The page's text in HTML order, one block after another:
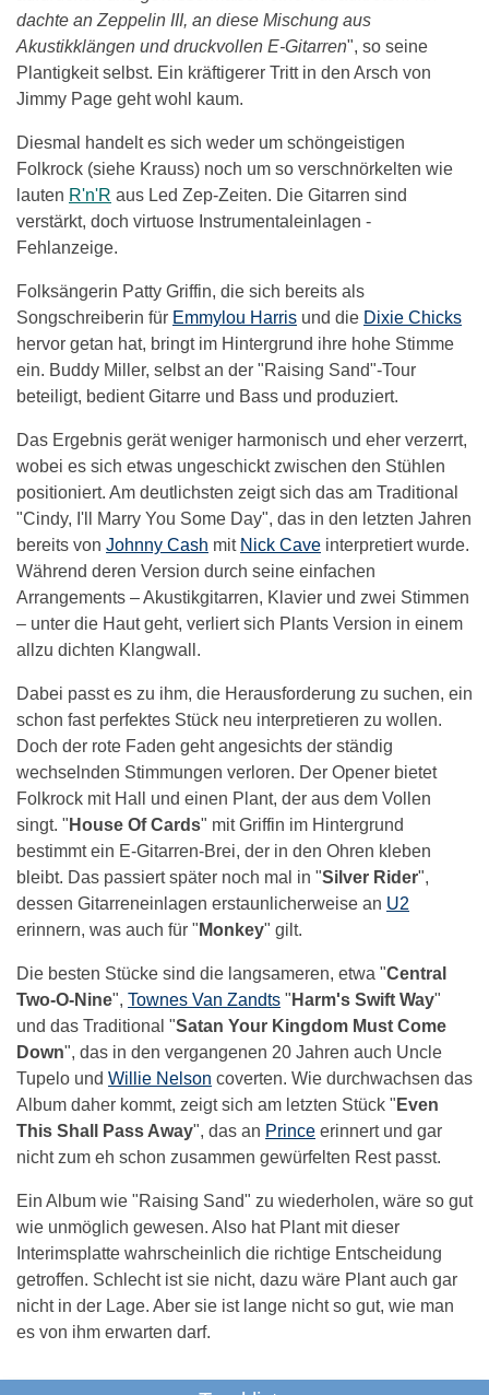
dachte an Zeppelin III, an diese Mischung aus
Akustikklängen und druckvollen E-Gitarren", so seine
Plantigkeit selbst. Ein kräftigerer Tritt in den Arsch von
Jimmy Page geht wohl kaum.
Diesmal handelt es sich weder um schöngeistigen
Folkrock (siehe Krauss) noch um so verschnörkelten wie
lauten R'n'R aus Led Zep-Zeiten. Die Gitarren sind
verstärkt, doch virtuose Instrumentaleinlagen -
Fehlanzeige.
Folksängerin Patty Griffin, die sich bereits als
Songschreiberin für Emmylou Harris und die Dixie Chicks
hervor getan hat, bringt im Hintergrund ihre hohe Stimme
ein. Buddy Miller, selbst an der "Raising Sand"-Tour
beteiligt, bedient Gitarre und Bass und produziert.
Das Ergebnis gerät weniger harmonisch und eher verzerrt,
wobei es sich etwas ungeschickt zwischen den Stühlen
positioniert. Am deutlichsten zeigt sich das am Traditional
"Cindy, I'll Marry You Some Day", das in den letzten Jahren
bereits von Johnny Cash mit Nick Cave interpretiert wurde.
Während deren Version durch seine einfachen
Arrangements – Akustikgitarren, Klavier und zwei Stimmen
– unter die Haut geht, verliert sich Plants Version in einem
allzu dichten Klangwall.
Dabei passt es zu ihm, die Herausforderung zu suchen, ein
schon fast perfektes Stück neu interpretieren zu wollen.
Doch der rote Faden geht angesichts der ständig
wechselnden Stimmungen verloren. Der Opener bietet
Folkrock mit Hall und einen Plant, der aus dem Vollen
singt. " House Of Cards" mit Griffin im Hintergrund
bestimmt ein E-Gitarren-Brei, der in den Ohren kleben
bleibt. Das passiert später noch mal in "Silver Rider",
dessen Gitarreneinlagen erstaunlicherweise an U2
erinnern, was auch für " Monkey" gilt.
Die besten Stücke sind die langsameren, etwa "Central
Two-O-Nine", Townes Van Zandts " Harm's Swift Way"
und das Traditional "Satan Your Kingdom Must Come
Down", das in den vergangenen 20 Jahren auch Uncle
Tupelo und Willie Nelson coverten. Wie durchwachsen das
Album daher kommt, zeigt sich am letzten Stück " Even
This Shall Pass Away", das an Prince erinnert und gar
nicht zum eh schon zusammen gewürfelten Rest passt.
Ein Album wie "Raising Sand" zu wiederholen, wäre so gut
wie unmöglich gewesen. Also hat Plant mit dieser
Interimsplatte wahrscheinlich die richtige Entscheidung
getroffen. Schlecht ist sie nicht, dazu wäre Plant auch gar
nicht in der Lage. Aber sie ist lange nicht so gut, wie man
es von ihm erwarten darf.